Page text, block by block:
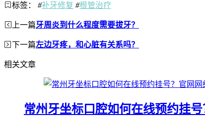
标签： #补牙修复 #根管治疗
上一篇牙周炎到什么程度需要拔牙？
下一篇左边牙疼，和心脏有关系吗？
相关文章
常州牙坐标口腔如何在线预约挂